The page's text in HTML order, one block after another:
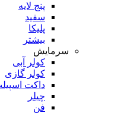
پنج لایه
سفید
پلیکا
بیشتر
سرمایش
کولر آبی
کولر گازی
داکت
چیلر
فن